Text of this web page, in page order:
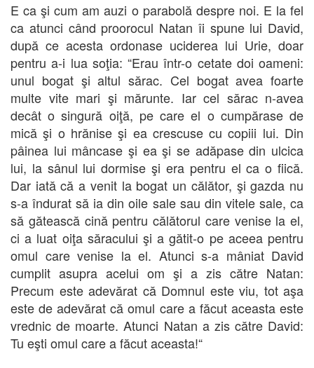
E ca şi cum am auzi o parabolă despre noi. E la fel
ca atunci când proorocul Natan îi spune lui David,
după ce acesta ordonase uciderea lui Urie, doar
pentru a-i lua soţia: “Erau într-o cetate doi oameni:
unul bogat şi altul sărac. Cel bogat avea foarte
multe vite mari şi mărunte. Iar cel sărac n-avea
decât o singură oiţă, pe care el o cumpărase de
mică şi o hrănise şi ea crescuse cu copiii lui. Din
pâinea lui mâncase şi ea şi se adăpase din ulcica
lui, la sânul lui dormise şi era pentru el ca o fiică.
Dar iată că a venit la bogat un călător, şi gazda nu
s-a îndurat să ia din oile sale sau din vitele sale, ca
să gătească cină pentru călătorul care venise la el,
ci a luat oiţa săracului şi a gătit-o pe aceea pentru
omul care venise la el. Atunci s-a mâniat David
cumplit asupra acelui om şi a zis către Natan:
Precum este adevărat că Domnul este viu, tot aşa
este de adevărat că omul care a făcut aceasta este
vrednic de moarte. Atunci Natan a zis către David:
Tu eşti omul care a făcut aceasta!“